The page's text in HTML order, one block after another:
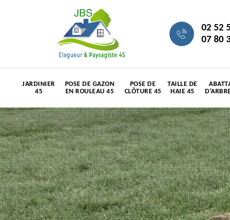
02 52
07 80
JARDINIER
45
POSE DE GAZON
EN ROULEAU 45
POSE DE
CLÔTURE 45
TAILLE DE
HAIE 45